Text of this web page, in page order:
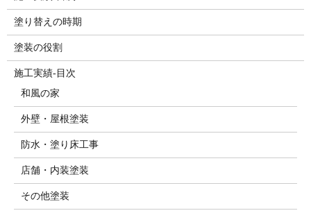
塗り替えの時期
塗装の役割
施工実績-目次
和風の家
外壁・屋根塗装
防水・塗り床工事
店舗・内装塗装
その他塗装